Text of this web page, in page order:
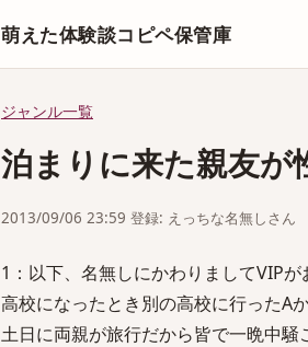
萌えた体験談コピペ保管庫
ジャンル一覧
泊まりに来た親友が
2013/09/06 23:59 登録: えっちな名無しさん
1：以下、名無しにかわりましてVIP
高校になったとき別の高校に行ったA
土日に両親が旅行だから皆で一晩中騒